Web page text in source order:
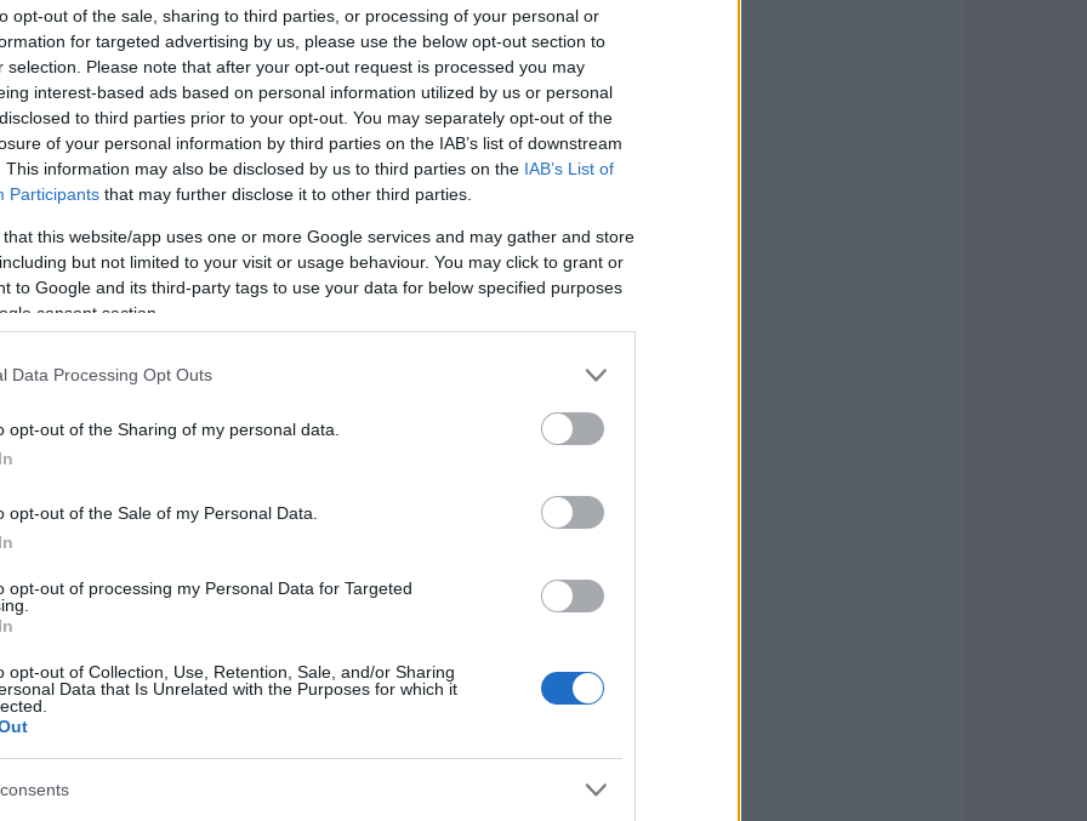
opt-out of the sale, sharing to third parties, or processing of your personal or
for targeted advertising by us, please use the below opt-out section to
selection. Please note that after your opt-out request is processed you may
interest-based ads based on personal information utilized by us or personal
to third parties prior to your opt-out. You may separately opt-out of the
of your personal information by third parties on the IAB’s list of downstream
This information may also be disclosed by us to third parties on the IAB’s List of
Participants that may further disclose it to other third parties.
that this website/app uses one or more Google services and may gather and store
but not limited to your visit or usage behaviour. You may click to grant or
to Google and its third-party tags to use your data for below specified purposes
consent section.
Data Processing Opt Outs
opt-out of the Sharing of my personal data.
opt-out of the Sale of my Personal Data.
opt-out of processing my Personal Data for Targeted
opt-out of Collection, Use, Retention, Sale, and/or Sharing
Data that Is Unrelated with the Purposes for which it
pollo en un formato de
más grandes que las versiones
por las manitas. Al optar por hornear o
la fritura excesiva, resultando en una opción
disfrutar de las croquetas?
a los bebés a partir de los seis
BLWy puedan manejar texturas suaves. Es